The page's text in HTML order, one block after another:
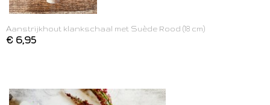
Aanstrijkhout klankschaal met Suède Rood (18 cm)
€ 6,95